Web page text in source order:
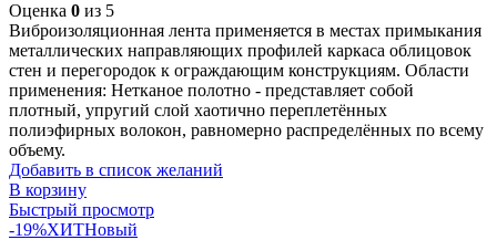
Оценка 0 из 5
Виброизоляционная лента применяется в местах примыкания
металлических направляющих профилей каркаса облицовок
стен и перегородок к ограждающим конструкциям. Области
применения: Нетканое полотно - представляет собой
плотный, упругий слой хаотично переплетённых
полиэфирных волокон, равномерно распределённых по всему
объему.
Добавить в список желаний
В корзину
Быстрый просмотр
-19%ХИТНовый